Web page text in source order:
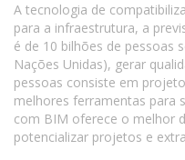
A tecnologia de
para a infraestrutura, a
é de 10 bilhões de pessoas
Nações Unidas), gerar
pessoas consiste em
melhores ferramentas para
com BIM oferece o melhor
potencializar projetos e